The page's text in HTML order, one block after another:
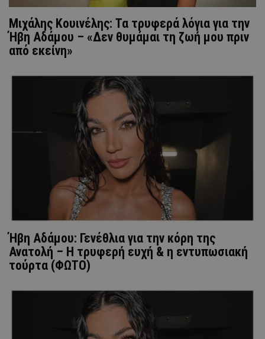
Μιχάλης Κουινέλης: Τα τρυφερά λόγια για την
Ήβη Αδάμου – «Δεν θυμάμαι τη ζωή μου πριν
από εκείνη»
Ήβη Αδάμου: Γενέθλια για την κόρη της
Ανατολή – Η τρυφερή ευχή & η εντυπωσιακή
τούρτα (ΦΩΤΟ)